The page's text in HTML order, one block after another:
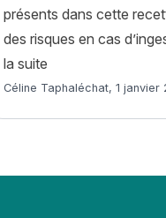
présents dans cette
des risques en cas
la suite
Article rédigé par
Céline Taphaléchat,1 janvier